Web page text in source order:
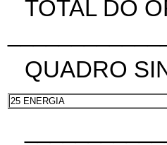
TOTAL DO
QUADRO
25 ENERGIA